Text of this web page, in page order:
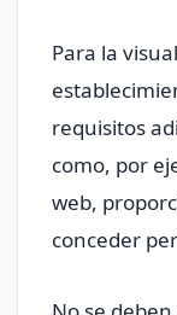
Para la
requisitos
como, por
web,
conceder